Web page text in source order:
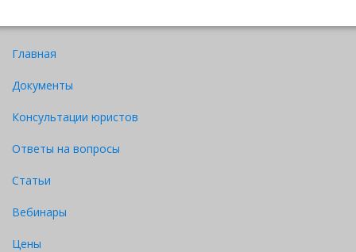
ценовых предложений проводятся на однородные
однородных товаров,
Главная
Документы
Консультации юристов
Ответы на вопросы
Статьи
Вебинары
Цены